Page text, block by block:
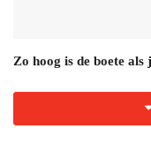
Zo hoog is de boete